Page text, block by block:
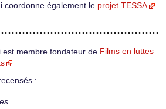
coordonne également le projet TESSA
est membre fondateur de Films en luttes
: